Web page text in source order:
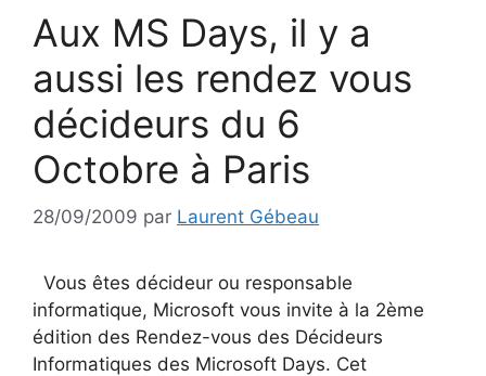
Aux MS Days, il y a
aussi les rendez vous
décideurs du 6
Octobre à Paris
28/09/2009 par Laurent Gébeau
Vous êtes décideur ou responsable
informatique, Microsoft vous invite à la 2ème
édition des Rendez-vous des Décideurs
Informatiques des Microsoft Days. Cet